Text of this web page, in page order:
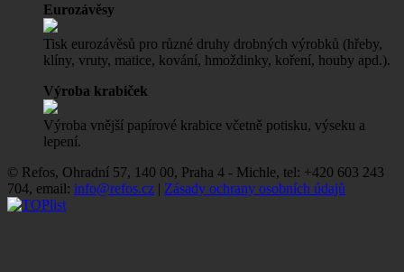
Eurozávěsy
Tisk eurozávěsů pro různé druhy drobných výrobků (hřeby,
klíny, vruty, matice, kování, hmoždinky, koření, houby apd.).
Výroba krabiček
Výroba vnější papírové krabice včetně potisku, výseku a
lepení.
© Refos, Ohradní­ 57, 140 00, Praha 4 - Michle, tel: +420 603 243
704, email: info@refos.cz | Zásady ochrany osobních údajů